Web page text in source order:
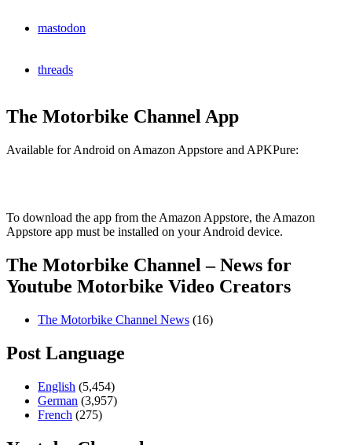
mastodon
threads
The Motorbike Channel App
Available for Android on Amazon Appstore and APKPure:
To download the app from the Amazon Appstore, the Amazon
Appstore app must be installed on your Android device.
The Motorbike Channel – News for
Youtube Motorbike Video Creators
The Motorbike Channel News (16)
Post Language
English (5,454)
German (3,957)
French (275)